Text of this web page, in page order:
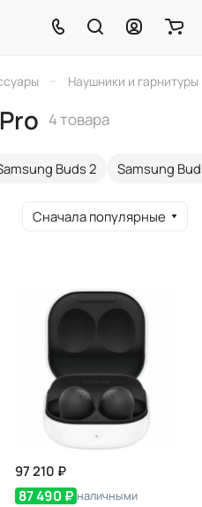
– Наушники и гарнитуры
4 товара
Buds 2 Samsung
Сначала популярные
97 210 ₽
87 490 ₽ наличными